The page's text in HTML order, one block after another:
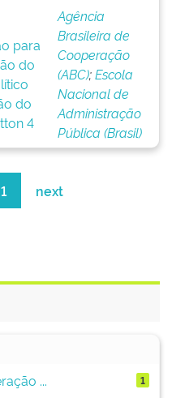
para
do
do
4
Agência
Brasileira de
Cooperação
(ABC);Escola
Nacional de
Administração
Pública (Brasil)
1 next
...
1